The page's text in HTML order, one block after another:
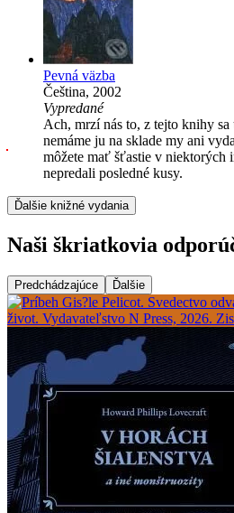
Pevná väzba
Čeština, 2002
Vypredané
Ach, mrzí nás to, z tejto knihy
nemáme ju na sklade my ani
môžete mať šťastie v niektorých
nepredali posledné kusy.
Ďalšie knižné vydania
Naši škriatkovia
Predchádzajúce Ďalšie